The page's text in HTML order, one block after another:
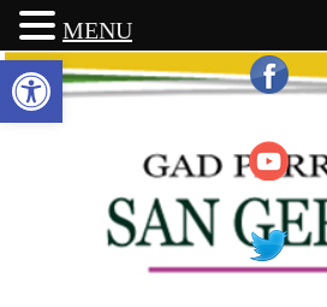
Abrir barra de herramientas
MENU